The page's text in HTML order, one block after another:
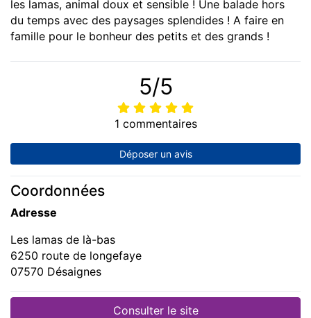
les lamas, animal doux et sensible ! Une balade hors
du temps avec des paysages splendides ! A faire en
famille pour le bonheur des petits et des grands !
5/5
1 commentaires
Déposer un avis
Coordonnées
Adresse
Les lamas de là-bas
6250 route de longefaye
07570 Désaignes
Consulter le site